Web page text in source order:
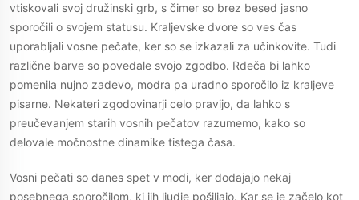
vtiskovali svoj družinski grb, s čimer so brez besed jasno
sporočili o svojem statusu. Kraljevske dvore so ves čas
uporabljali vosne pečate, ker so se izkazali za učinkovite. Tudi
različne barve so povedale svojo zgodbo. Rdeča bi lahko
pomenila nujno zadevo, modra pa uradno sporočilo iz kraljeve
pisarne. Nekateri zgodovinarji celo pravijo, da lahko s
preučevanjem starih vosnih pečatov razumemo, kako so
delovale močnostne dinamike tistega časa.
Vosni pečati so danes spet v modi, ker dodajajo nekaj
posebnega sporočilom, ki jih ljudje pošiljajo. Kar se je začelo kot